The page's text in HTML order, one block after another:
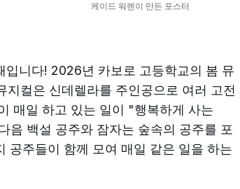
케이드 워렌이 만든 포스터
니다! 2026년 카보로 고등학교의 봄 뮤
컬은 신데렐라를 주인공으로 여러 고전
매일 하고 있는 일이 "행복하게 사는
음 백설 공주와 잠자는 숲속의 공주를 포
공주들이 함께 모여 매일 같은 일을 하는